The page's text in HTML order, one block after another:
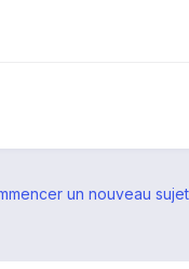
un nouveau sujet